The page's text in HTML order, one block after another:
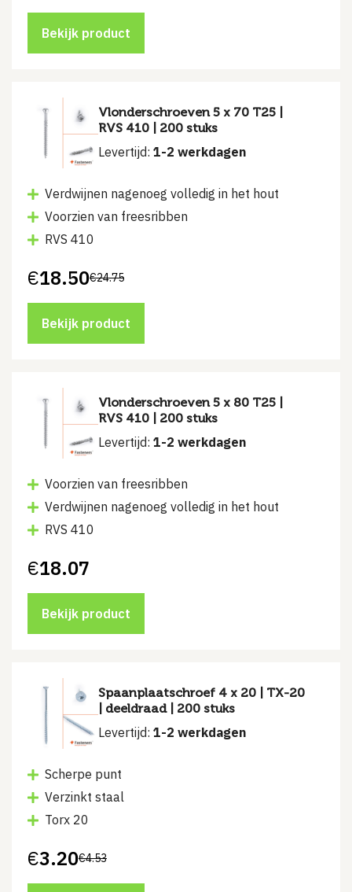
was:
€20.25.
is:
€15.15.
Bekijk product
Vlonderschroeven 5 x 70 T25 |
RVS 410 | 200 stuks
Levertijd: 1-2 werkdagen
Verdwijnen nagenoeg volledig in het hout
Voorzien van freesribben
RVS 410
€24.75
Oorspronkelijke
was:
€24.75.
€18.50
Huidige
is:
€18.50.
Bekijk product
Vlonderschroeven 5 x 80 T25 |
RVS 410 | 200 stuks
Levertijd: 1-2 werkdagen
Voorzien van freesribben
Verdwijnen nagenoeg volledig in het hout
RVS 410
€18.07
Bekijk product
Spaanplaatschroef 4 x 20 | TX-20
| deeldraad | 200 stuks
Levertijd: 1-2 werkdagen
Scherpe punt
Verzinkt staal
Torx 20
€4.53
Oorspronkelijke
was:
€3.20
Huidige
is: